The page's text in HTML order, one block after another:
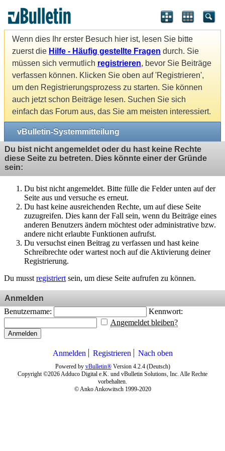
Wenn dies Ihr erster Besuch hier ist, lesen Sie bitte
zuerst die Hilfe - Häufig gestellte Fragen durch. Sie
müssen sich vermutlich registrieren, bevor Sie Beiträge
verfassen können. Klicken Sie oben auf 'Registrieren',
um den Registrierungsprozess zu starten. Sie können
auch jetzt schon Beiträge lesen. Suchen Sie sich
einfach das Forum aus, das Sie am meisten interessiert.
vBulletin-Systemmitteilung
Du bist nicht angemeldet oder du hast keine Rechte
diese Seite zu betreten. Dies könnte einer der Gründe
sein:
Du bist nicht angemeldet. Bitte fülle die Felder unten auf der
Seite aus und versuche es erneut.
Du hast keine ausreichenden Rechte, um auf diese Seite
zuzugreifen. Dies kann der Fall sein, wenn du Beiträge eines
anderen Benutzers ändern möchtest oder administrative bzw.
andere nicht erlaubte Funktionen aufrufst.
Du versuchst einen Beitrag zu verfassen und hast keine
Schreibrechte oder wartest noch auf die Aktivierung deiner
Registrierung.
Du musst registriert sein, um diese Seite aufrufen zu können.
Anmelden
Benutzername:
Kennwort:
Angemeldet bleiben?
Anmelden
Anmelden Registrieren Nach oben
Powered by vBulletin®Version 4.2.4 (Deutsch)
Copyright ©2026 Adduco Digital e.K. und vBulletin Solutions, Inc. Alle Rechte
vorbehalten.
© Anko Ankowitsch 1999-2020